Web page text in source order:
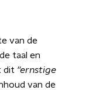
van de
taal en
dit ''ernstige
van de